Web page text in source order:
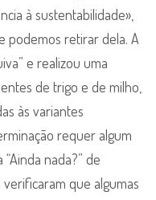
à sustentabilidade»,
podemos retirar dela. A
e realizou uma
de trigo e de milho,
às variantes
requer algum
nada?” de
verificaram que algumas